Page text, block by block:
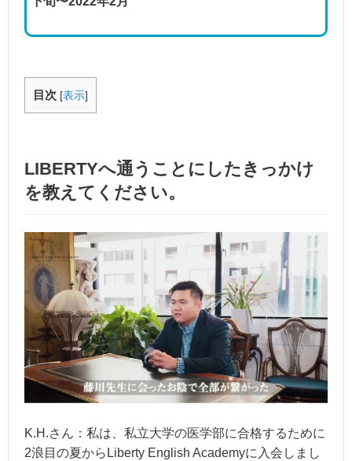
目次 [表示]
LIBERTYへ通うことにしたきっかけ
を教えてください。
K.H.さん：私は、私立大学の医学部に合格するために
2浪目の夏からLiberty English Academyに入会しまし